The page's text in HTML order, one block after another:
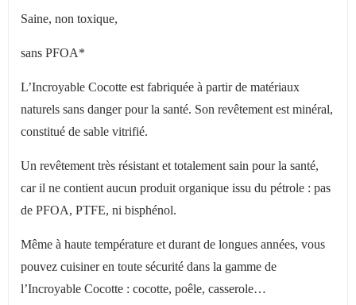
Saine, non toxique,
sans PFOA*
L’Incroyable Cocotte est fabriquée à partir de matériaux
naturels sans danger pour la santé. Son revêtement est minéral,
constitué de sable vitrifié.
Un revêtement très résistant et totalement sain pour la santé,
car il ne contient aucun produit organique issu du pétrole : pas
de PFOA, PTFE, ni bisphénol.
Même à haute température et durant de longues années, vous
pouvez cuisiner en toute sécurité dans la gamme de
l’Incroyable Cocotte : cocotte, poêle, casserole…